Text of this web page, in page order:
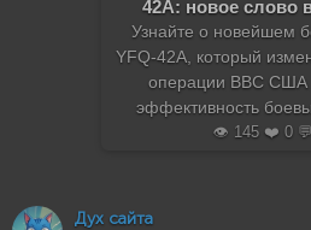
42A: новое слово
Узнайте о новейшем
YFQ-42A, который
операции ВВС США
эффективность
👁️ 145 ❤️ 0
Дух сайта